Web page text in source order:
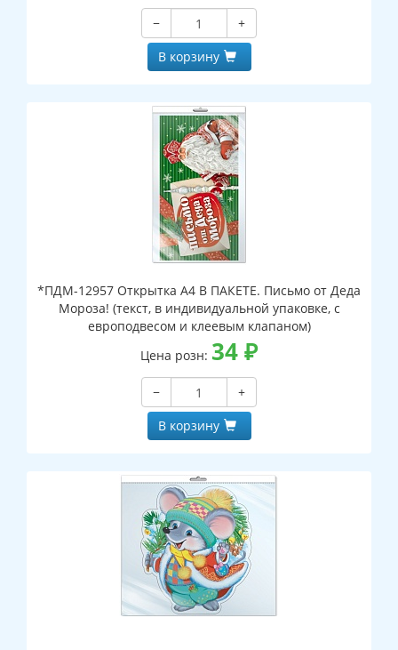
−
+
В корзину
*ПДМ-12957 Открытка А4 В ПАКЕТЕ. Письмо от Деда
Мороза! (текст, в индивидуальной упаковке, с
европодвесом и клеевым клапаном)
Цена розн: 34₽
−
+
В корзину